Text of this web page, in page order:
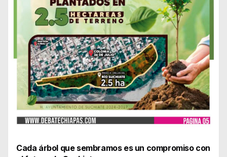
Cada árbol que sembramos es un compromiso con